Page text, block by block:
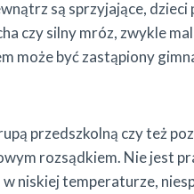
są sprzyjające,
czy silny mróz, zwykle
może być zastąpiony
przedszkolną czy też
rozsądkiem. Nie jest
niskiej temperaturze,